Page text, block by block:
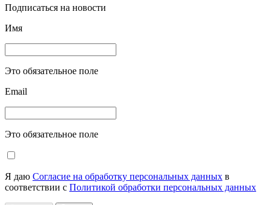
Подписаться на новости
Имя
Это обязательное поле
Email
Это обязательное поле
Я даю Согласие на обработку персональных данных в
соответствии с Политикой обработки персональных данных